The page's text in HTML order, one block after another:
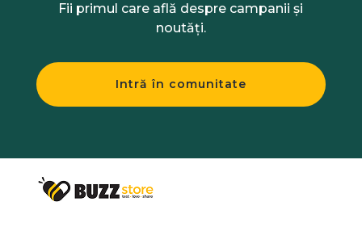
Fii primul care află despre campanii și
noutăți.
Intră în comunitate